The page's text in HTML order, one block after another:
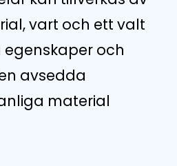
vart och ett valt
egenskaper och
avsedda
material